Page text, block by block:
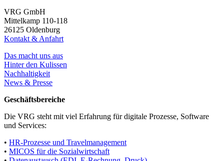
VRG GmbH
Mittelkamp 110-118
26125 Oldenburg
Kontakt & Anfahrt
Das macht uns aus
Hinter den Kulissen
Nachhaltigkeit
News & Presse
Geschäftsbereiche
Die VRG steht mit viel Erfahrung für digitale Prozesse, Software
und Services:
• HR-Prozesse und Travelmanagement
• MICOS für die Sozialwirtschaft